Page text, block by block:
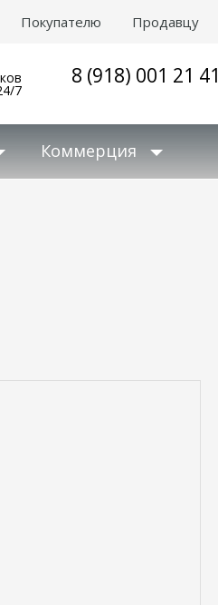
Покупателю Продавцу
7
8 (918) 001 21 41
Коммерция